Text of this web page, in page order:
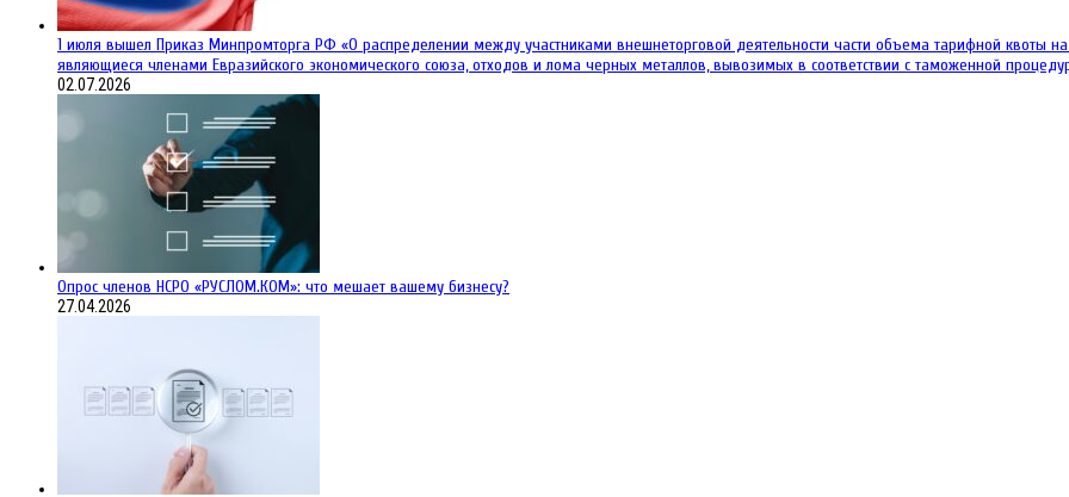
1 июля вышел Приказ Минпромторга РФ «О распределении между участниками внешнеторговой деятельности части объема тарифной квоты
являющиеся членами Евразийского экономического союза, отходов и лома черных металлов, вывозимых в соответствии с таможенной
02.07.2026
Опрос членов НСРО «РУСЛОМ.КОМ»: что мешает вашему бизнесу?
27.04.2026